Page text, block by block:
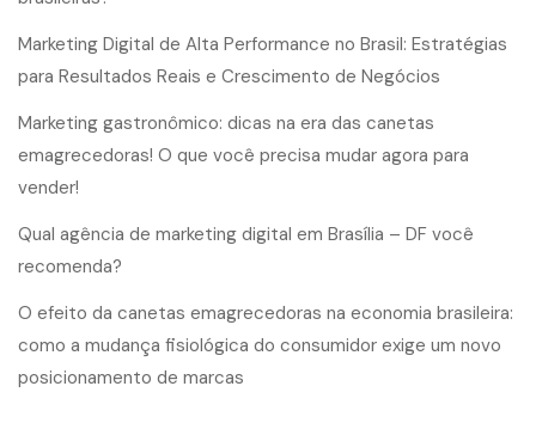
Marketing Digital de Alta Performance no Brasil: Estratégias
para Resultados Reais e Crescimento de Negócios
Marketing gastronômico: dicas na era das canetas
emagrecedoras! O que você precisa mudar agora para
vender!
Qual agência de marketing digital em Brasília – DF você
recomenda?
O efeito da canetas emagrecedoras na economia brasileira:
como a mudança fisiológica do consumidor exige um novo
posicionamento de marcas